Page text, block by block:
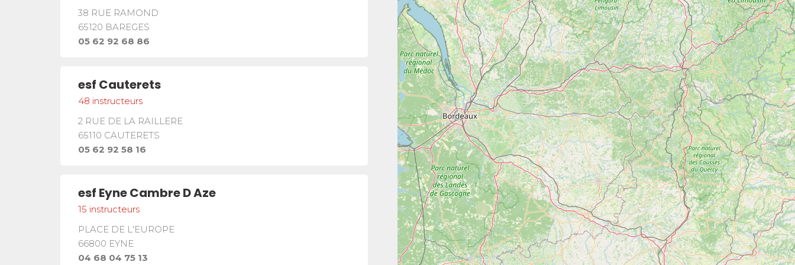
38 RUE RAMOND
65120 BAREGES
05 62 92 68 86
esf Cauterets
48 instructeurs
2 RUE DE LA RAILLERE
65110 CAUTERETS
05 62 92 58 16
esf Eyne Cambre D Aze
15 instructeurs
PLACE DE L'EUROPE
66800 EYNE
04 68 04 75 13